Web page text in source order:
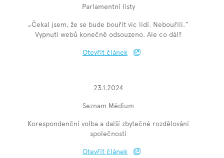
Parlamentní listy
„Čekal jsem, že se bude bouřit víc lidí. Nebouřili.“
Vypnutí webů konečně odsouzeno. Ale co dál?
Otevřít článek
23.1.2024
Seznam Médium
Korespondenční volba a další zbytečné rozdělování
společnosti
Otevřít článek